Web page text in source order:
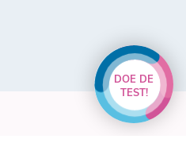
DOE DE
TEST!